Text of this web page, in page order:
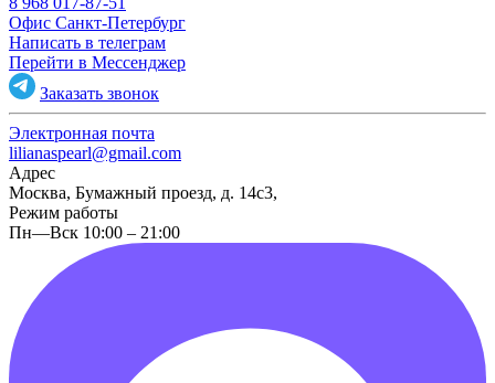
Офис Санкт-Петербург
Написать в телеграм
Перейти в Мессенджер
Заказать звонок
Электронная почта
lilianaspearl@gmail.com
Адрес
Москва, Бумажный проезд, д. 14с3,
Режим работы
Пн—Вск 10:00 – 21:00